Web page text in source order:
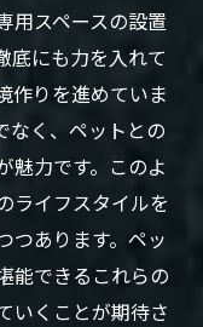
用スペースの設置
底にも力を入れて
作りを進めていま
なく、ペットとの
魅力です。このよ
ライフスタイルを
つあります。ペッ
能できるこれらの
いくことが期待さ